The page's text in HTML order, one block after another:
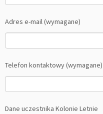
Adres e-mail (wymagane)
Telefon kontaktowy (wymagane)
Dane uczestnika Kolonie Letnie